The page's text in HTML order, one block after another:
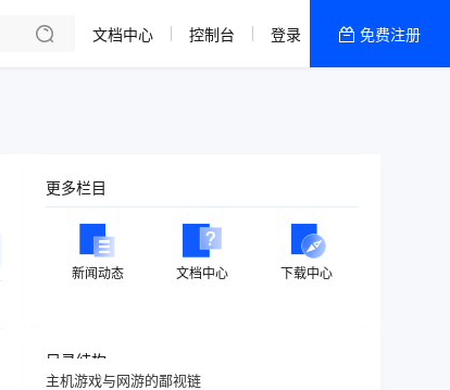
文档中心 控制台 登录 免费注册
更多栏目
新闻动态 文档中心 下载中心
目录结构
主机游戏与网游的鄙视链